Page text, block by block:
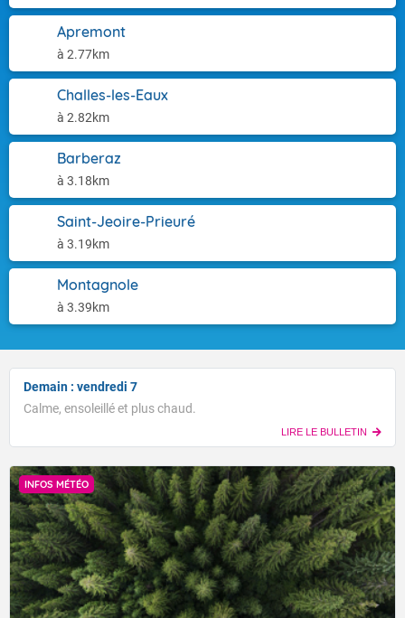
Apremont
à 2.77km
Challes-les-Eaux
à 2.82km
Barberaz
à 3.18km
Saint-Jeoire-Prieuré
à 3.19km
Montagnole
à 3.39km
Demain : vendredi 7
Calme, ensoleillé et plus chaud.
LIRE LE BULLETIN
INFOS MÉTÉO